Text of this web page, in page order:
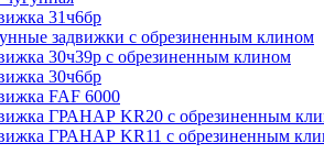
31ч6бр
задвижки с обрезиненным клином
30ч39р с обрезиненным клином
30ч6бр
FAF 6000
ГРАНАР KR20 с обрезиненным
ГРАНАР KR11 с обрезиненным